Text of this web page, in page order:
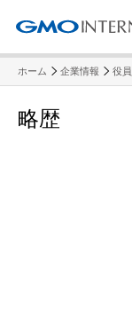
ホーム 企業情報 役
略歴